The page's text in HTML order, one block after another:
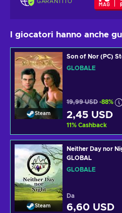
GARANTITO
I giocatori hanno anche
Steam
Son of Nor (PC)
GLOBALE
19,99 USD -88%
2,45 USD
11% Cashback
Steam
Neither Day nor
GLOBAL
GLOBALE
Da
6,60 USD